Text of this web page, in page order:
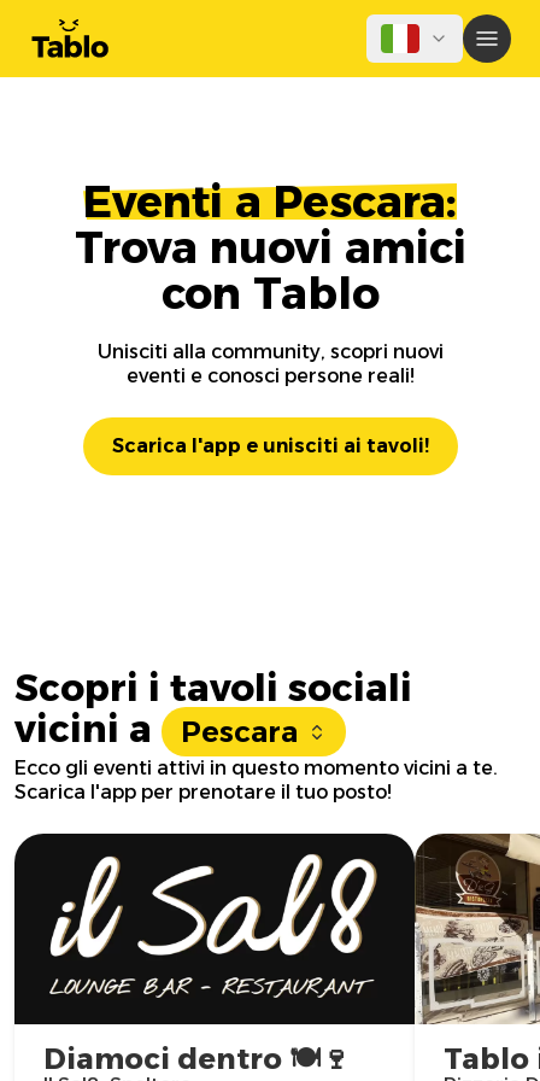
Eventi a Pescara:
Trova nuovi amici
con Tablo
Unisciti alla community, scopri nuovi
eventi e conosci persone reali!
Scarica l'app e unisciti ai tavoli!
Scopri i tavoli sociali
vicini a
Pescara
Ecco gli eventi attivi in questo momento vicini a te.
Scarica l'app per prenotare il tuo posto!
Diamoci dentro 🍽️🍷 Tablo